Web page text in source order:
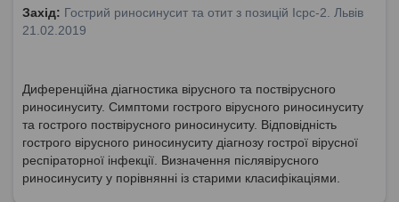
Захід: Гострий риносинусит та отит з позицій Icpc-2. Львів
21.02.2019
Диференційна діагностика вірусного та поствірусного
риносинуситу. Симптоми гострого вірусного риносинуситу
та гострого поствірусного риносинуситу. Відповідність
гострого вірусного риносинуситу діагнозу гострої вірусної
респіраторної інфекції. Визначення післявірусного
риносинуситу у порівнянні із старими класифікаціями.